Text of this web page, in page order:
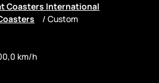
Coasters International
/ Custom
km/h